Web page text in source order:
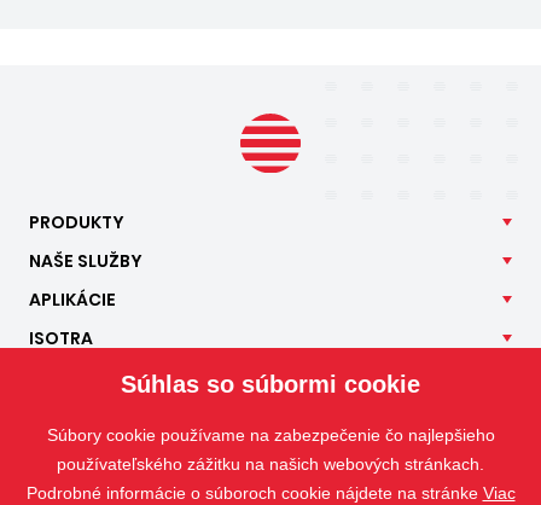
PRODUKTY
NAŠE SLUŽBY
APLIKÁCIE
ISOTRA
Súhlas so súbormi cookie
Súbory cookie používame na zabezpečenie čo najlepšieho
používateľského zážitku na našich webových stránkach.
Podrobné informácie o súboroch cookie nájdete na stránke Viac